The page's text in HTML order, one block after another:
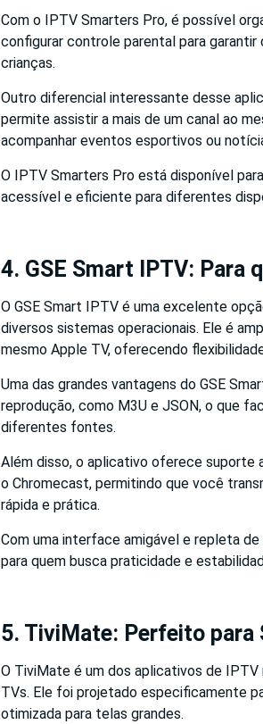
Com o IPTV Smarters Pro, é possível
configurar controle parental para
crianças.
Outro diferencial interessante desse
permite assistir a mais de um canal ao
acompanhar eventos esportivos ou
O IPTV Smarters Pro está disponível
acessível e eficiente para diferentes
4. GSE Smart IPTV: Para
O GSE Smart IPTV é uma excelente
diversos sistemas operacionais. Ele é
mesmo Apple TV, oferecendo
Uma das grandes vantagens do GSE
reprodução, como M3U e JSON, o que
diferentes fontes.
Além disso, o aplicativo oferece suporte
o Chromecast, permitindo que você
rápida e prática.
Com uma interface amigável e repleta
para quem busca praticidade e
5. TiviMate: Perfeito para
O TiviMate é um dos aplicativos de
TVs. Ele foi projetado especificamente
otimizada para telas grandes.